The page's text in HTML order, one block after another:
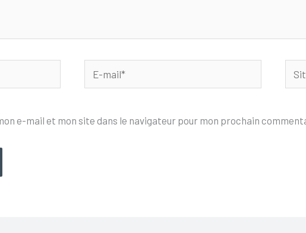
E-
mail*
Site
e-mail et mon site dans le navigateur pour mon prochain